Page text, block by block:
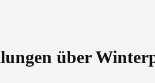
über